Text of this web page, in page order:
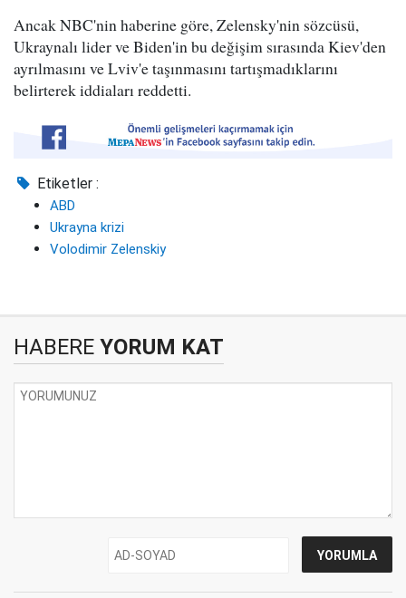
Ancak NBC'nin haberine göre, Zelensky'nin sözcüsü,
Ukraynalı lider ve Biden'in bu değişim sırasında Kiev'den
ayrılmasını ve Lviv'e taşınmasını tartışmadıklarını
belirterek iddiaları reddetti.
Etiketler :
ABD
Ukrayna krizi
Volodimir Zelenskiy
HABERE YORUM KAT